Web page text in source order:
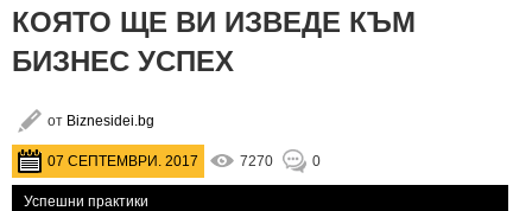
КОЯТО ЩЕ ВИ ИЗВЕДЕ КЪМ
БИЗНЕС УСПЕХ
от Biznesidei.bg
7270 0
07 СЕПТЕМВРИ. 2017
Успешни практики